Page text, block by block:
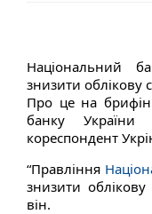
Національний
знизити облікову
Про це на
банку України
кореспондент
“Правління
знизити облікову
він.